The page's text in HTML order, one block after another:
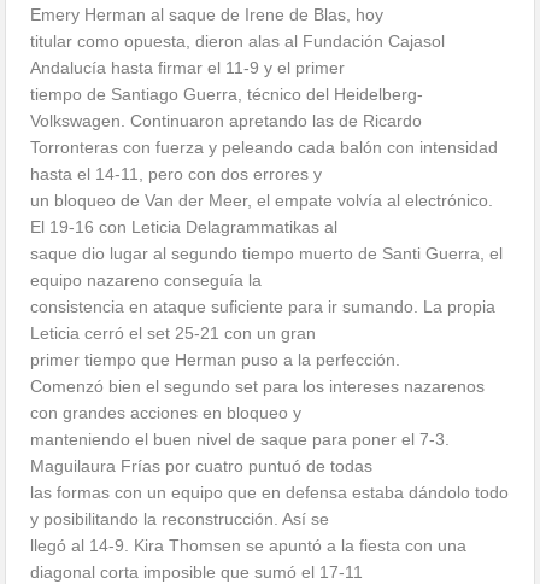
Emery Herman al saque de Irene de Blas, hoy
titular como opuesta, dieron alas al Fundación Cajasol
Andalucía hasta firmar el 11-9 y el primer
tiempo de Santiago Guerra, técnico del Heidelberg-
Volkswagen. Continuaron apretando las de Ricardo
Torronteras con fuerza y peleando cada balón con intensidad
hasta el 14-11, pero con dos errores y
un bloqueo de Van der Meer, el empate volvía al electrónico.
El 19-16 con Leticia Delagrammatikas al
saque dio lugar al segundo tiempo muerto de Santi Guerra, el
equipo nazareno conseguía la
consistencia en ataque suficiente para ir sumando. La propia
Leticia cerró el set 25-21 con un gran
primer tiempo que Herman puso a la perfección.
Comenzó bien el segundo set para los intereses nazarenos
con grandes acciones en bloqueo y
manteniendo el buen nivel de saque para poner el 7-3.
Maguilaura Frías por cuatro puntuó de todas
las formas con un equipo que en defensa estaba dándolo todo
y posibilitando la reconstrucción. Así se
llegó al 14-9. Kira Thomsen se apuntó a la fiesta con una
diagonal corta imposible que sumó el 17-11